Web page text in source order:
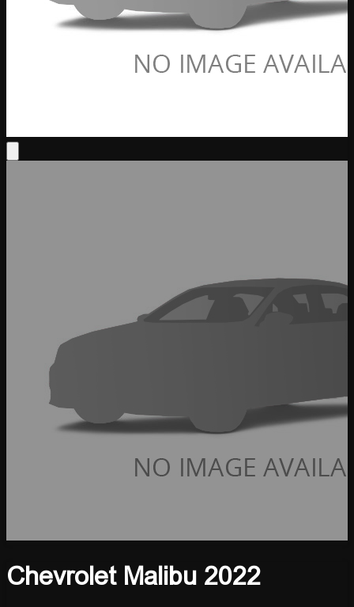
Chevrolet Malibu 2022